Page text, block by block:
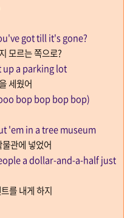
got till it's gone?
모르는 쪽으로?
up a parking lot
세웠어
bop bop bop bop)
'em in a tree museum
관에 넣었어
a dollar-and-a-half just
를 내게 하지